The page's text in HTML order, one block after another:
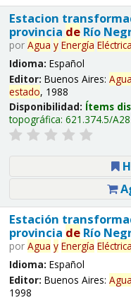
Estacion
provincia deRío
por Agua y Energía
Idioma: Español
Editor: Buenos Aires: Agua
estado, 1988
Disponibilidad: Ítems
topográfica: 621.374.5/
Estación
provincia deRío
por Agua y Energía
Idioma: Español
Editor: Buenos Aires: Agua
1998